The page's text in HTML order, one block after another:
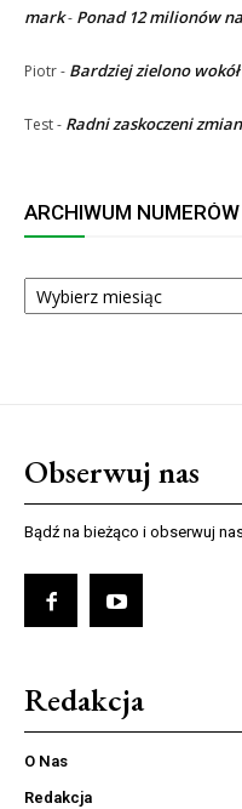
mark- Ponad 12 milionów
Piotr- Bardziej zielono
Test- Radni zaskoczeni
ARCHIWUM NUMERÓW
ARCHIWUM
NUMERÓW
Obserwuj nas
Bądź na bieżąco i obserwuj
Redakcja
O Nas
Redakcja